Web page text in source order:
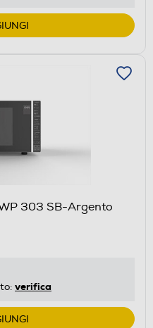
303 SB-Argento
verifica